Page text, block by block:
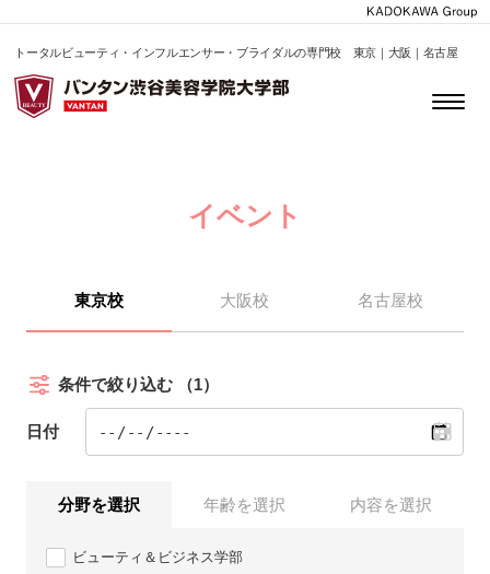
トータルビューティ・インフルエンサー・ブライダルの専門校 東京｜大阪｜名古屋
イベント
東京校 大阪校 名古屋校
条件で絞り込む （1）
日付
分野を選択 年齢を選択 内容を選択
ビューティ＆ビジネス学部